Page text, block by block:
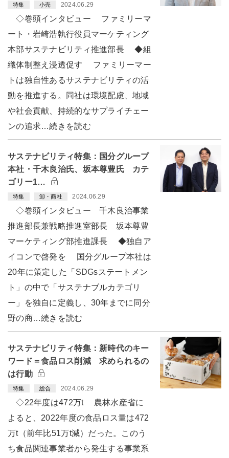
特集 小売 2024.06.29
◇巻頭インタビュー ファミリーマ
ート・岩崎浩執行役員マーケティング
本部サステナビリティ推進部長 ◆組
織体制整え浸透促す ファミリーマー
トは独自性あるサステナビリティの活
動を推進する。同社は環境配慮、地域
や社会貢献、持続的なサプライチェー
ンの追求…続きを読む
サステナビリティ特集：国分グループ
本社・千木良治氏、坂本尊豊氏 カテ
ゴリー1…
特集 卸・商社 2024.06.29
◇巻頭インタビュー 千木良治事業
推進部長兼戦略推進室部長 坂本尊豊
マーケティング部推進課長 ◆独自ア
イコンで啓発を 国分グループ本社は
20年に策定した「SDGsステートメン
ト」の中で「サステナブルカテゴリ
ー」を独自に定義し、30年までに同分
野の商…続きを読む
サステナビリティ特集：新時代のキー
ワード＝食品ロス削減 求められるの
は行動
特集 総合 2024.06.29
◇22年度は472万t 農林水産省に
よると、2022年度の食品ロス量は472
万t（前年比51万t減）だった。このう
ち食品関連事業者から発生する事業系